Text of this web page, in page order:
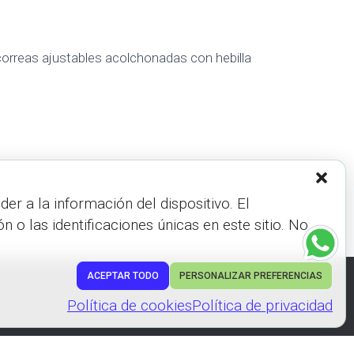
a la información del dispositivo. El
o las identificaciones únicas en este sitio. No
ACEPTAR TODO PERSONALIZAR PREFERENCIAS
Política de cookiesPolítica de privacidad
ajustables acolchonadas con hebilla
Hestia | Desarrollado por ThemeIsle